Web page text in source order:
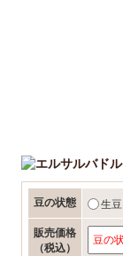
豆の状態 生豆
販売価格
（税込）